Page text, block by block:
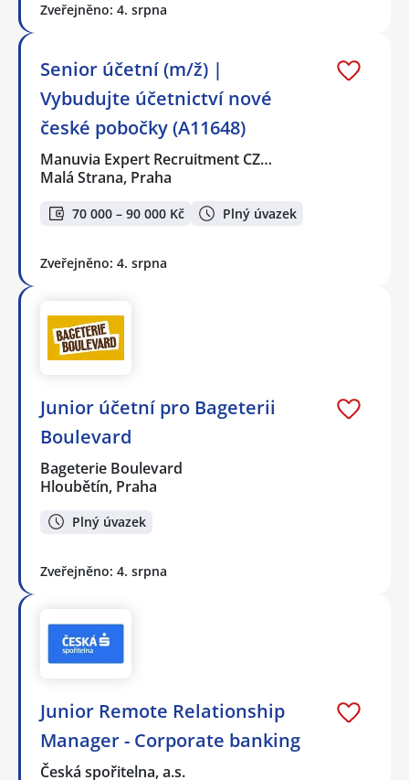
Zveřejněno: 4. srpna
Senior účetní (m/ž) |
Vybudujte účetnictví nové
české pobočky (A11648)
Manuvia Expert Recruitment CZ…
Malá Strana, Praha
70 000 – 90 000 Kč Plný úvazek
Zveřejněno: 4. srpna
Junior účetní pro Bageterii
Boulevard
Bageterie Boulevard
Hloubětín, Praha
Plný úvazek
Zveřejněno: 4. srpna
Junior Remote Relationship
Manager - Corporate banking
Česká spořitelna, a.s.